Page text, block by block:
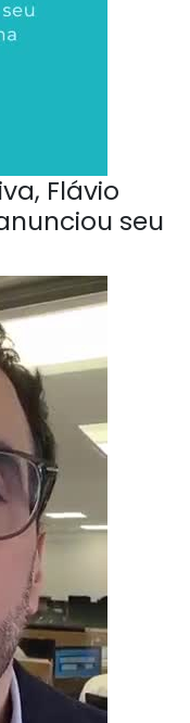
Flávio
seu